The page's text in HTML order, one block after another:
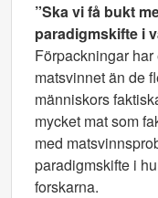
”Ska vi få bukt
paradigmskifte i
Förpackningar
matsvinnet än de
människors
mycket mat som
med
paradigmskifte i
forskarna.